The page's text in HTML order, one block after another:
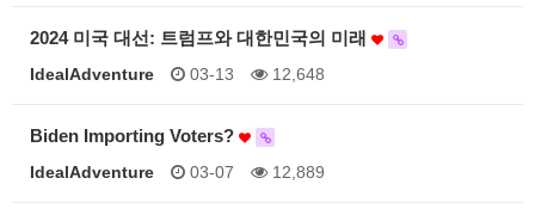
2024 미국 대선: 트럼프와 대한민국의 미래
IdealAdventure 03-13 12,648
Biden Importing Voters?
IdealAdventure 03-07 12,889